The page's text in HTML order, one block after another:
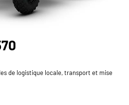
de logistique locale, transport et mise